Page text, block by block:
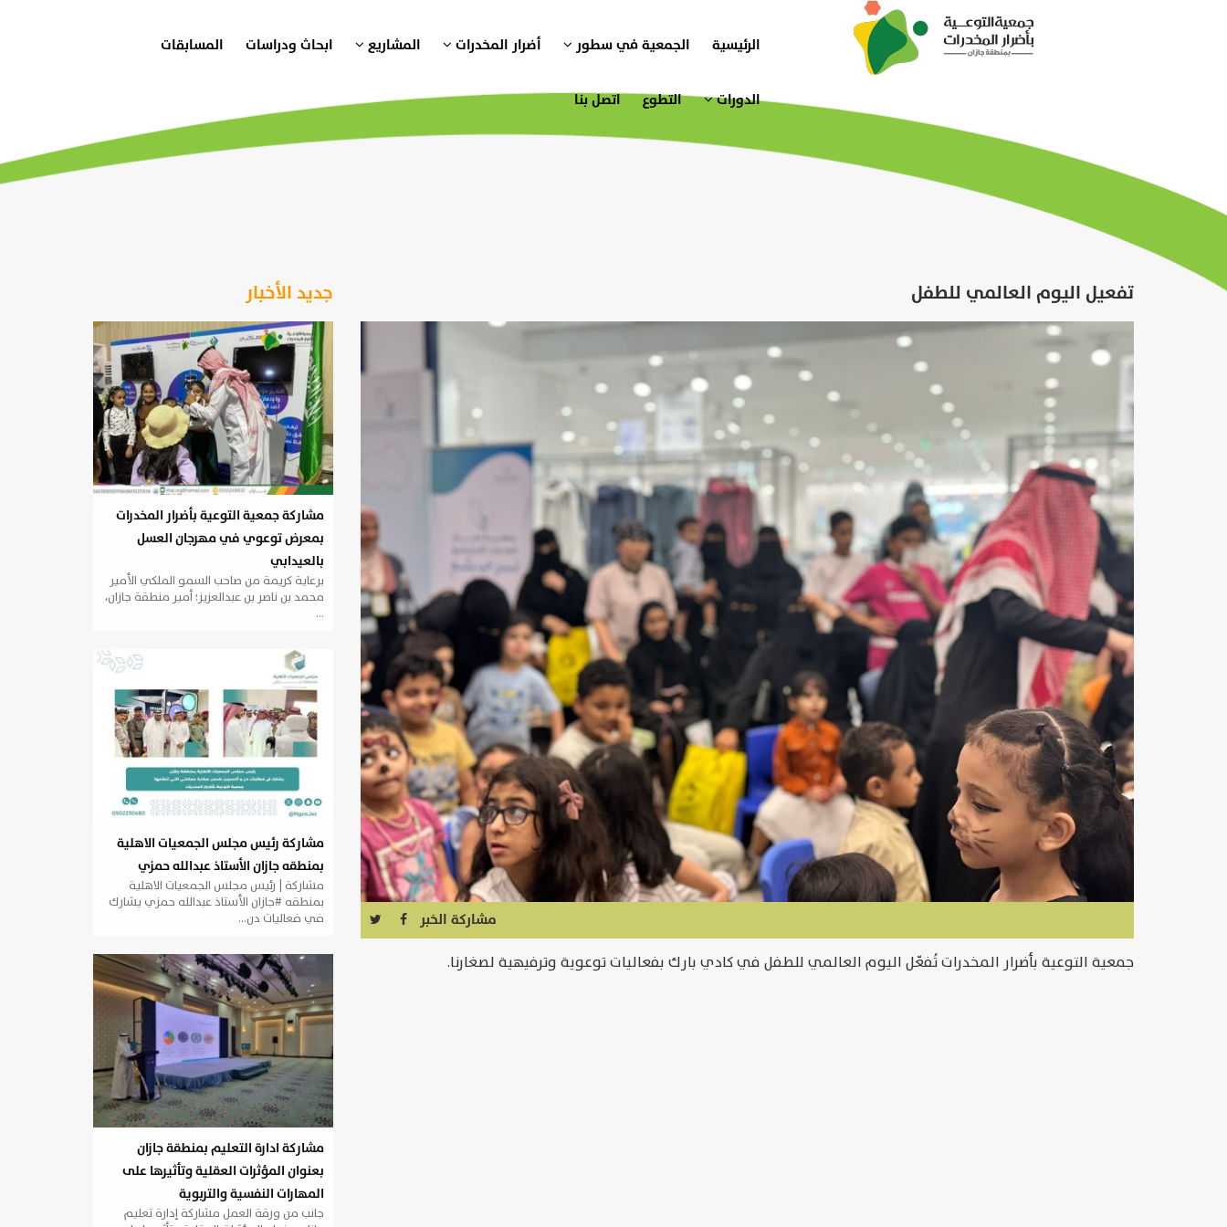
الرئيسية الجمعية في سطور أضرار المخدرات المشاريع ابحاث ودراسات المسابقات
الدورات التطوع اتصل بنا
تفعيل اليوم العالمي للطفل
مشاركة الخبر
جمعية التوعية بأضرار المخدرات تُفعّل اليوم العالمي للطفل في كادي بارك بفعاليات توعوية وترفيهية لصغارنا.
جديد الأخبار
مشاركة جمعية التوعية بأضرار المخدرات
بمعرض توعوي في مهرجان العسل
بالعيدابي
برعاية كريمة من صاحب السمو الملكي الأمير
محمد بن ناصر بن عبدالعزيز؛ أمير منطقة جازان،
…
مشاركة رئيس مجلس الجمعيات الاهلية
بمنطقه جازان الأستاذ عبدالله حمزي
مشاركة | رئيس مجلس الجمعيات الاهلية
بمنطقه #جازان الأستاذ عبدالله حمزي يشارك
في فعاليات دن…
مشاركة ادارة التعليم بمنطقة جازان
بعنوان المؤثرات العقلية وتأثيرها على
المهارات النفسية والتربوية
جانب من ورقة العمل مشاركة إدارة تعليم